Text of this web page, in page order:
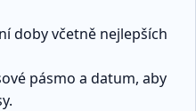
doby včetně nejlepších
pásmo a datum, aby